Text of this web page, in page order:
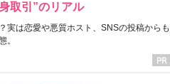
取引”のリアル
実は恋愛や悪質ホスト、SNSの投稿からも
。